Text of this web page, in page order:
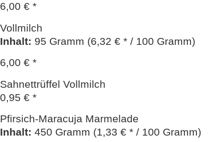
6,00 € *
Vollmilch
Inhalt: 95 Gramm (6,32 € * / 100 Gramm)
6,00 € *
Sahnettrüffel Vollmilch
0,95 € *
Pfirsich-Maracuja Marmelade
Inhalt: 450 Gramm (1,33 € * / 100 Gramm)